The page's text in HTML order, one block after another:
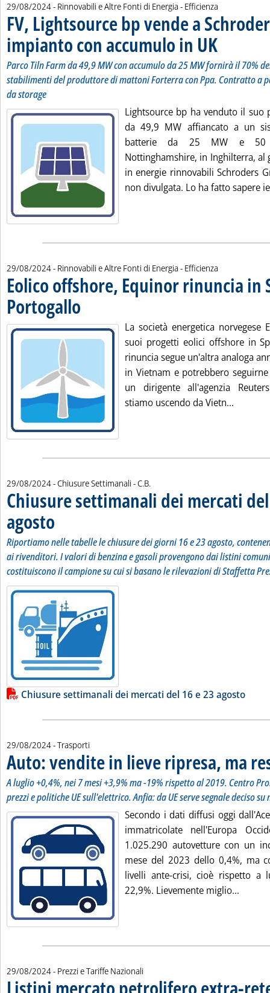
29/08/2024- Rinnovabili e Altre Fonti di Energia - Efficienza
FV, Lightsource bp vende a
impianto con accumulo in UK. Sottotitolo:
. Pubblicata
Parco Tiln Farm da 49,9 MW con accumulo da 25 MW fornirà il 70%
stabilimenti del produttore di mattoni Forterra con Ppa. Contratto a
da storage
Lightsource bp ha venduto il suo
da 49,9 MW affiancato a un
batterie da 25 MW e 50
Nottinghamshire, in Inghilterra, al
in energie rinnovabili Schroders
non divulgata. Lo ha fatto sapere
29/08/2024- Rinnovabili e Altre Fonti di Energia - Efficienza
Eolico offshore, Equinor rinuncia in
Portogallo . Pubblicata giovedì 29 agosto 2024 alle 10.2.
La società energetica
suoi progetti eolici offshore in
rinuncia segue un'altra analoga
in Vietnam e potrebbero
un dirigente all'agenzia
stiamo uscendo da Vietn...
29/08/2024- Chiusure Settimanali -di:
C.B.
Chiusure settimanali dei mercati
agosto
Riportiamo nelle tabelle le chiusure dei giorni 16 e 23 agosto,
ai rivenditori. I valori di benzina e gasoli provengono dai listini
costituiscono il campione su cui si basano le rilevazioni di Staffetta
Lista allegati PDF alla notizia
Chiusure settimanali dei mercati del 16 e 23 agosto
29/08/2024- Trasporti
Auto: vendite in lieve ripresa, ma
A luglio +0,4%, nei 7 mesi +3,9% ma -19% rispetto al 2019. Centro
prezzi e politiche UE sull'elettrico. Anfia: da UE serve segnale deciso
Secondo i dati diffusi oggi
immatricolate nell'Europa
1.025.290 autovetture con un
mese del 2023 dello 0,4%, ma
livelli ante-crisi, cioè rispetto
22,9%. Lievemente miglio...
29/08/2024- Prezzi e Tariffe Nazionali